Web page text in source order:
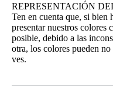
REPRESENTACIÓN
Ten en cuenta que, si bien
presentar nuestros colores
posible, debido a las
otra, los colores pueden
ves.